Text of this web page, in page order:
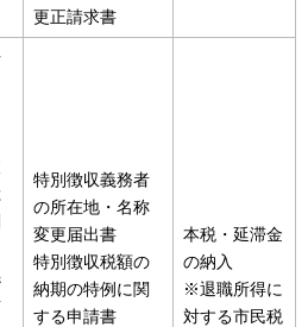
更正請求書
特別徴収義務者
の所在地・名称
変更届出書
特別徴収税額の
納期の特例に関
する申請書
本税・延滞金
の納入
※退職所得に
対する市民税